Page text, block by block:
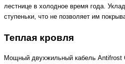
лестнице в холодное время года.
ступеньки, что не позволяет им
Теплая кровля
Мощный двухжильный кабель Antifrost